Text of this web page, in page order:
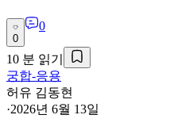
0
0
10 분 읽기
궁합-응용
허유 김동현
·2026년 6월 13일